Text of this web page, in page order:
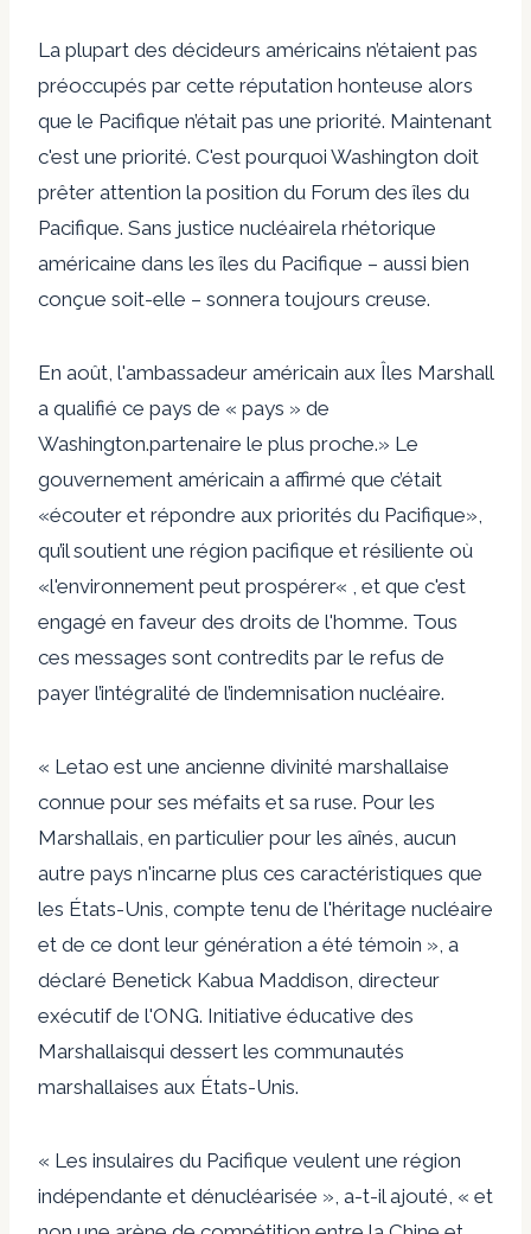
La plupart des décideurs américains n’étaient pas
préoccupés par cette réputation honteuse alors
que le Pacifique n’était pas une priorité. Maintenant
c'est une priorité. C'est pourquoi Washington doit
prêter attention la position du Forum des îles du
Pacifique. Sans justice nucléairela rhétorique
américaine dans les îles du Pacifique – aussi bien
conçue soit-elle – sonnera toujours creuse.
En août, l'ambassadeur américain aux Îles Marshall
a qualifié ce pays de « pays » de
Washington.partenaire le plus proche.» Le
gouvernement américain a affirmé que c’était
«écouter et répondre aux priorités du Pacifique»,
qu’il soutient une région pacifique et résiliente où
«l'environnement peut prospérer« , et que c'est
engagé en faveur des droits de l'homme. Tous
ces messages sont contredits par le refus de
payer l’intégralité de l’indemnisation nucléaire.
« Letao est une ancienne divinité marshallaise
connue pour ses méfaits et sa ruse. Pour les
Marshallais, en particulier pour les aînés, aucun
autre pays n'incarne plus ces caractéristiques que
les États-Unis, compte tenu de l'héritage nucléaire
et de ce dont leur génération a été témoin », a
déclaré Benetick Kabua Maddison, directeur
exécutif de l'ONG. Initiative éducative des
Marshallaisqui dessert les communautés
marshallaises aux États-Unis.
« Les insulaires du Pacifique veulent une région
indépendante et dénucléarisée », a-t-il ajouté, « et